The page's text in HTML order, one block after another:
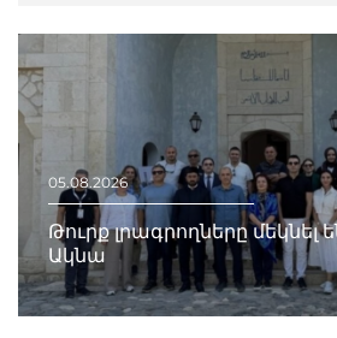
05.08.2026
Թուրք լրագրողները մեկնել
Ակնա